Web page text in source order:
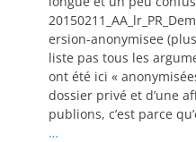
ersion-anonymisee
liste pas tous les
ont été ici «
dossier privé et d’une
publions, c’est parce
…